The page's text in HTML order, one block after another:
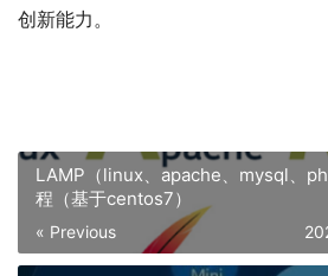
创新能力。
LAMP（linux、apache、mysql、
程（基于centos7）
« Previous